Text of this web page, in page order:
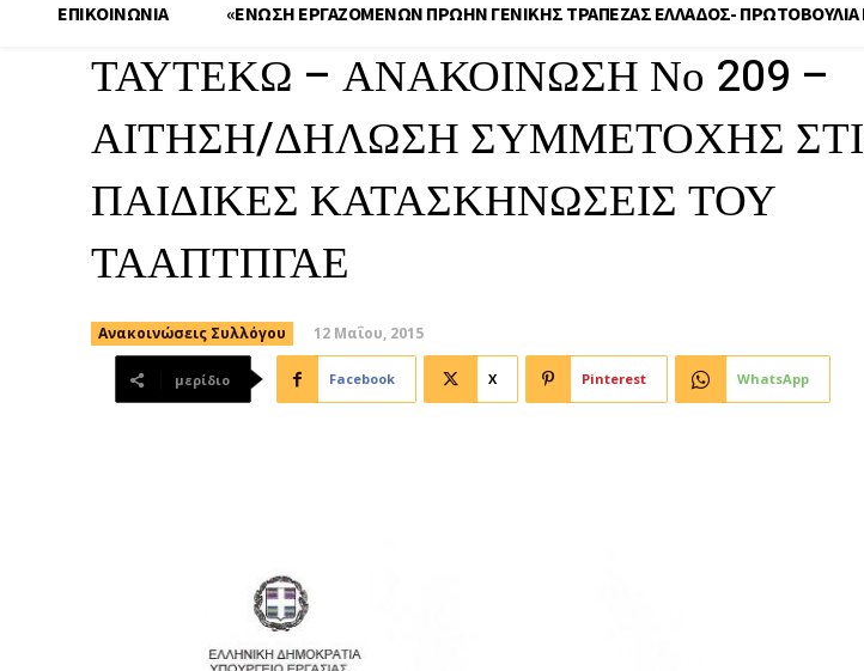
ΕΠΙΚΟΙΝΩΝΊΑ «ΕΝΩΣΗ ΕΡΓΑΖΟΜΕΝΩΝ ΠΡΩΗΝ ΓΕΝΙΚΗΣ ΤΡΑΠΕΖΑΣ ΕΛΛΑΔΟΣ- ΠΡΩΤΟΒΟΥΛΙΑ
ΤΑΥΤΕΚΩ – ΑΝΑΚΟΙΝΩΣΗ Νο 209 –
ΑΙΤΗΣΗ/ΔΗΛΩΣΗ ΣΥΜΜΕΤΟΧΗΣ
ΠΑΙΔΙΚΕΣ ΚΑΤΑΣΚΗΝΩΣΕΙΣ ΤΟΥ
ΤΑΑΠΤΠΓΑΕ
Ανακοινώσεις Συλλόγου 12 Μαΐου, 2015
μερίδιο Facebook X Pinterest WhatsApp